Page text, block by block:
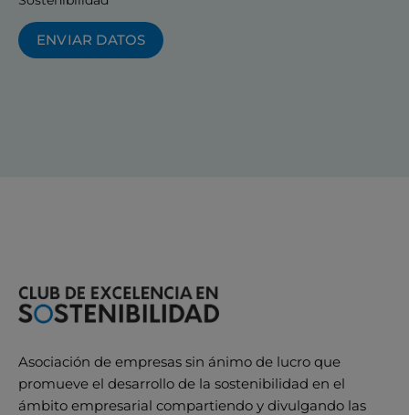
ENVIAR DATOS
Asociación de empresas sin ánimo de lucro que
promueve el desarrollo de la sostenibilidad en el
ámbito empresarial compartiendo y divulgando las